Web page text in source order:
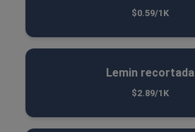
$0.59/1K
Lemin recortada
$2.89/1K